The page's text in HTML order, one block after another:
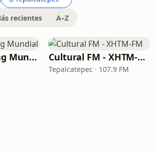
recientes A–Z
Radio Coaching Mundial Cultural FM - XHTM-FM
Tepalcatepec · 107.9 FM